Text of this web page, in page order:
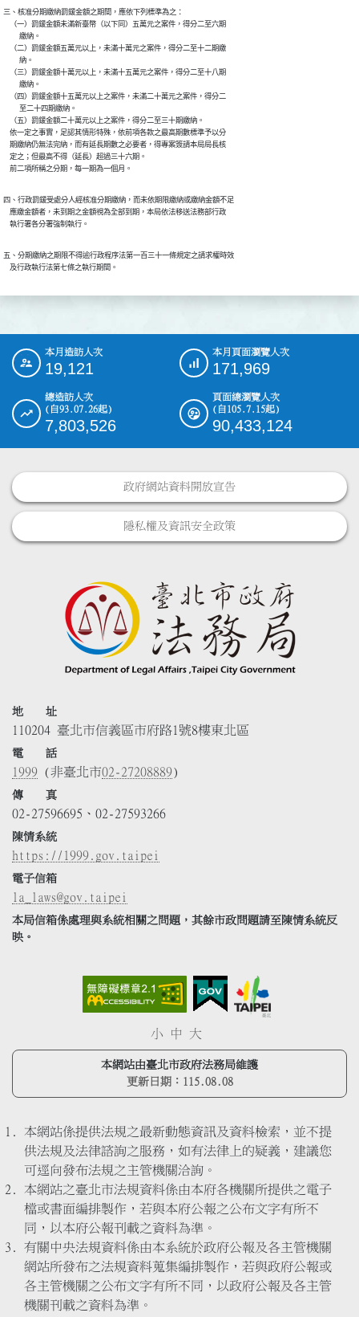
三、核准分期繳納罰鍰金額之期間，應依下列標準為之：
    （一）罰鍰金額未滿新臺幣（以下同）五萬元之案件，得分二至六期
          繳納。
    （二）罰鍰金額五萬元以上，未滿十萬元之案件，得分二至十二期繳
          納。
    （三）罰鍰金額十萬元以上，未滿十五萬元之案件，得分二至十八期
          繳納。
    （四）罰鍰金額十五萬元以上之案件，未滿二十萬元之案件，得分二
          至二十四期繳納。
    （五）罰鍰金額二十萬元以上之案件，得分二至三十期繳納。
    依一定之事實，足認其情形特殊，依前項各款之最高期數標準予以分
    期繳納仍無法完納，而有延長期數之必要者，得專案簽請本局局長核
    定之；但最高不得（延長）超過三十六期。
    前二項所稱之分期，每一期為一個月。
四、行政罰鍰受處分人經核准分期繳納，而未依期限繳納或繳納金額不足
    應繳金額者，未到期之金額視為全部到期，本局依法移送法務部行政
    執行署各分署強制執行。
五、分期繳納之期限不得逾行政程序法第一百三十一條規定之請求權時效
    及行政執行法第七條之執行期間。
::: 本月造訪人次
19,121
本月頁面瀏覽人次
171,969
總造訪人次
(自93.07.26起)
7,803,526
頁面總瀏覽人次
(自105.7.15起)
90,433,124
政府網站資料開放宣告
隱私權及資訊安全政策
地 址
110204 臺北市信義區市府路1號8樓東北區
電 話
1999 (非臺北市02-27208889)
傳 真
02-27596695、02-27593266
陳情系統
https://1999.gov.taipei
電子信箱
la_laws@gov.taipei
本局信箱係處理與系統相關之問題，其餘市政問題請至陳情系統反
映。
小 中 大
本網站由臺北市政府法務局維護
更新日期： 115.08.08
本網站係提供法規之最新動態資訊及資料檢索，並不提
供法規及法律諮詢之服務，如有法律上的疑義，建議您
可逕向發布法規之主管機關洽詢。
本網站之臺北市法規資料係由本府各機關所提供之電子
檔或書面編排製作，若與本府公報之公布文字有所不
同，以本府公報刊載之資料為準。
有關中央法規資料係由本系統於政府公報及各主管機關
網站所發布之法規資料蒐集編排製作，若與政府公報或
各主管機關之公布文字有所不同，以政府公報及各主管
機關刊載之資料為準。